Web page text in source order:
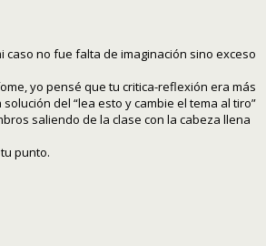
caso no fue falta de imaginación sino exceso
yo pensé que tu critica-reflexión era más
del “lea esto y cambie el tema al tiro”
saliendo de la clase con la cabeza llena
punto.